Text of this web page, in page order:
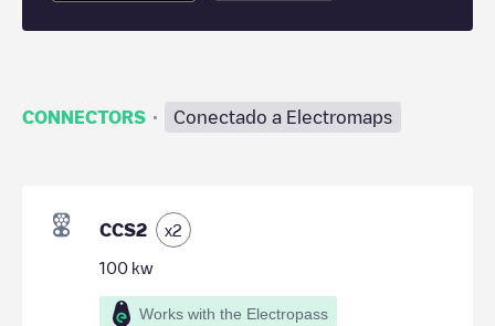
CONNECTORS · Conectado a Electromaps
CCS2 x2
100 kw
Works with the Electropass